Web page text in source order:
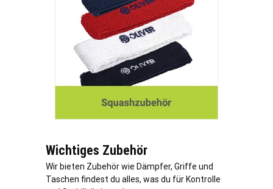
Wichtiges Zubehör
Wir bieten Zubehör wie Dämpfer, Griffe und
Taschen findest du alles, was du für Kontrolle